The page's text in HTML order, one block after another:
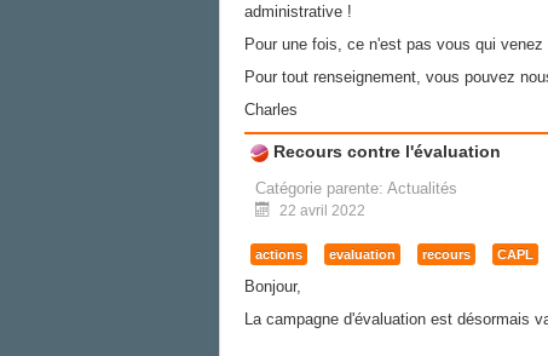
administrative !
Pour une fois, ce n'est pas vous qui
Pour tout renseignement, vous pouvez
Charles
Recours contre l'évaluation
Catégorie parente: Actualités
22 avril 2022
actions evaluation recours CAPL
Bonjour,
La campagne d'évaluation est désormais